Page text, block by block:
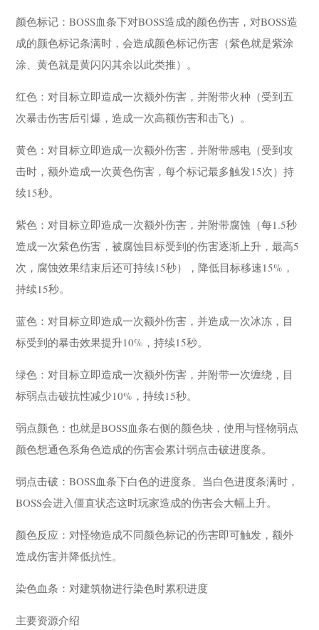
颜色标记：BOSS血条下对BOSS造成的颜色伤害，对BOSS造
成的颜色标记条满时，会造成颜色标记伤害（紫色就是紫涂
涂、黄色就是黄闪闪其余以此类推）。
红色：对目标立即造成一次额外伤害，并附带火种（受到五
次暴击伤害后引爆，造成一次高额伤害和击飞）。
黄色：对目标立即造成一次额外伤害，并附带感电（受到攻
击时，额外造成一次黄色伤害，每个标记最多触发15次）持
续15秒。
紫色：对目标立即造成一次额外伤害，并附带腐蚀（每1.5秒
造成一次紫色伤害，被腐蚀目标受到的伤害逐渐上升，最高5
次，腐蚀效果结束后还可持续15秒），降低目标移速15%，
持续15秒。
蓝色：对目标立即造成一次额外伤害，并造成一次冰冻，目
标受到的暴击效果提升10%，持续15秒。
绿色：对目标立即造成一次额外伤害，并附带一次缠绕，目
标弱点击破抗性减少10%，持续15秒。
弱点颜色：也就是BOSS血条右侧的颜色块，使用与怪物弱点
颜色想通色系角色造成的伤害会累计弱点击破进度条。
弱点击破：BOSS血条下白色的进度条、当白色进度条满时，
BOSS会进入僵直状态这时玩家造成的伤害会大幅上升。
颜色反应：对怪物造成不同颜色标记的伤害即可触发，额外
造成伤害并降低抗性。
染色血条：对建筑物进行染色时累积进度
主要资源介绍